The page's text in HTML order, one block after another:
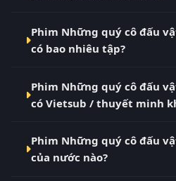
rũ (Phần 2) Vietsub HD
(phimvn2y.com) — không
MotPhim, MotChill,
VN2, BiluTV, TVHay.
Phim Những quý cô đấu
có bao nhiêu tập?
đã hoàn thành với Hoàn Tất
tập mới được cập nhật liên
Phim Những quý cô đấu
có Vietsub / thuyết minh
tại RoPhim có bản Vietsub
thể chuyển giữa các bản
Phim Những quý cô đấu
của nước nào?